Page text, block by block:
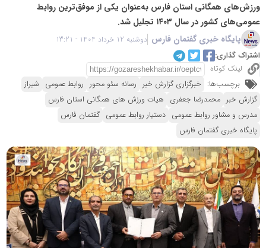
ورزش‌های همگانی استان فارس به‌عنوان یکی از موفق‌ترین روابط
عمومی‌های کشور در سال ۱۴۰۳ تجلیل شد.
پایگاه خبری گفتمان فارس دوشنبه 12 خرداد 1404 - 13:21
اشتراک گذاری:
لینک کوتاه
برچسب‌ها: خبرگزاری گزارش خبر رسانه سئو محور روابط عمومی شیراز
گزارش خبر محمدرضا جعفری هیات ورزش های همگانی استان فارس
مدرس و مشاور روابط عمومی دستیار روابط عمومی گفتمان فارس
پایگاه خبری گفتمان فارس